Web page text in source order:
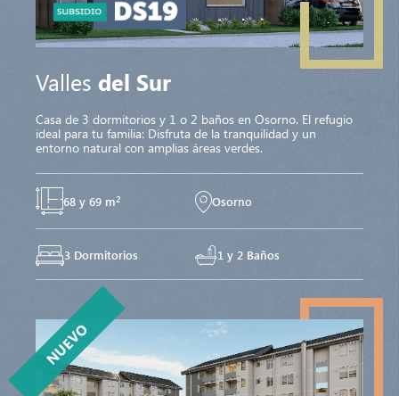
Valles del Sur
Casa de 3 dormitorios y 1 o 2 baños en Osorno. El refugio
ideal para tu familia: Disfruta de la tranquilidad y un
entorno natural con amplias áreas verdes.
68 y 69 m2 Osorno
3 Dormitorios 1 y 2 Baños
NUEVO